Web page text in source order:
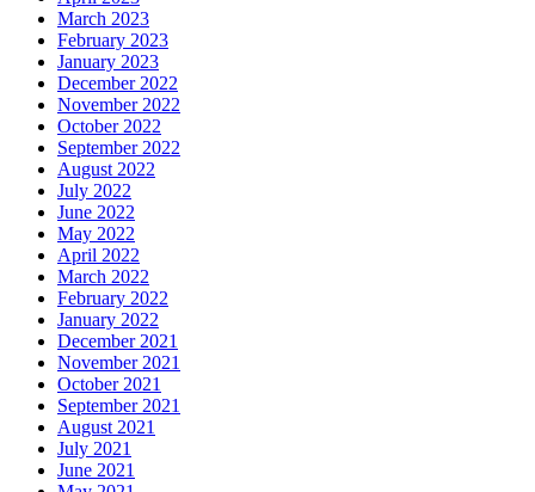
March 2023
February 2023
January 2023
December 2022
November 2022
October 2022
September 2022
August 2022
July 2022
June 2022
May 2022
April 2022
March 2022
February 2022
January 2022
December 2021
November 2021
October 2021
September 2021
August 2021
July 2021
June 2021